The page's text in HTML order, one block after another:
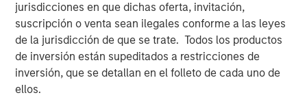
jurisdicciones en que dichas oferta, invitación,
suscripción o venta sean ilegales conforme a las leyes
de la jurisdicción de que se trate. Todos los productos
de inversión están supeditados a restricciones de
inversión, que se detallan en el folleto de cada uno de
ellos.
Q: How would you describe the direct lending
environment as we enter 2026
Christopher Remington:
We come into 2026 with a constructive backdrop, even if
recent volatility in public markets has drawn attention.